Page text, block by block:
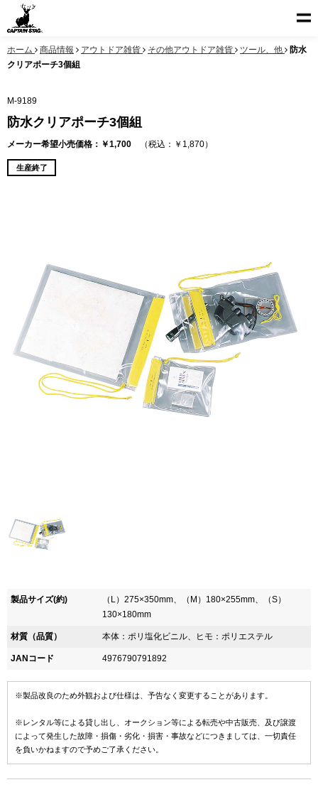
ホーム 商品情報 アウトドア雑貨 その他アウトドア雑貨 ツール、他
防水
クリアポーチ3個組
M-9189
防水クリアポーチ3個組
メーカー希望小売価格：￥1,700 （税込：￥1,870）
生産終了
製品サイズ(約)
（L）275×350mm、（M）180×255mm、（S）
130×180mm
材質（品質） 本体：ポリ塩化ビニル、ヒモ：ポリエステル
JANコード 4976790791892
※製品改良のため外観および仕様は、予告なく変更することがあります。
※レンタル等による貸し出し、オークション等による転売や中古販売、及び譲渡
によって発生した故障・損傷・劣化・損害・事故などにつきましては、一切責任
を負いかねますので予めご了承ください。